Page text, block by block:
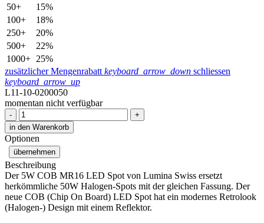
50+
15%
100+
18%
250+
20%
500+
22%
1000+ 25%
zusätzlicher Mengenrabatt keyboard_arrow_down schliessen
keyboard_arrow_up
L11-10-0200050
momentan nicht verfügbar
-
+
in den Warenkorb
Optionen
übernehmen
Beschreibung
Der 5W COB MR16 LED Spot von Lumina Swiss ersetzt
herkömmliche 50W Halogen-Spots mit der gleichen Fassung. Der
neue COB (Chip On Board) LED Spot hat ein modernes Retrolook
(Halogen-) Design mit einem Reflektor.